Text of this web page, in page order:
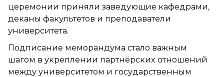
церемонии приняли заведующие кафедрами,
деканы факультетов и преподаватели
университета.
Подписание меморандума стало важным
шагом в укреплении партнёрских отношений
между университетом и государственным